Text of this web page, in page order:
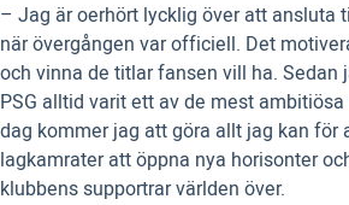
– Jag är oerhört lycklig över att ansluta
när övergången var officiell. Det
och vinna de titlar fansen vill ha. Sedan
PSG alltid varit ett av de mest
dag kommer jag att göra allt jag kan för
lagkamrater att öppna nya horisonter
klubbens supportrar världen över.